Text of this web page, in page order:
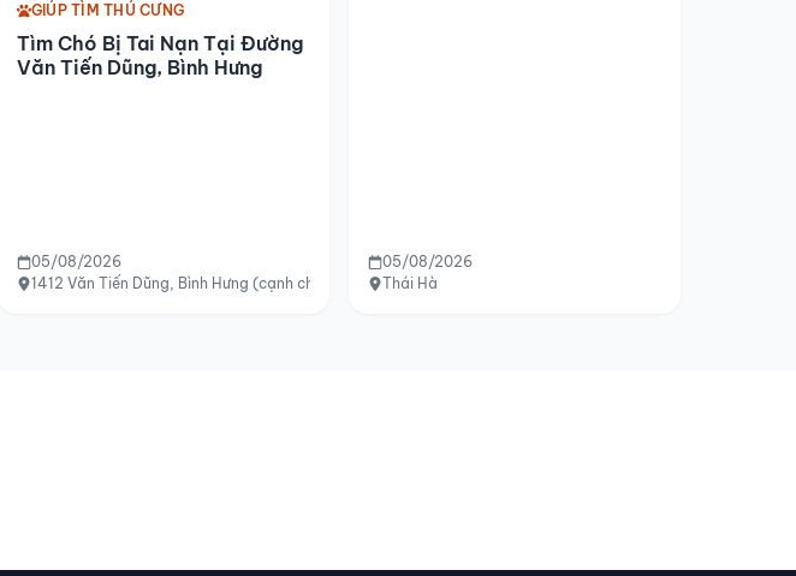
GIÚP TÌM THÚ CƯNG
Tìm Chó Bị Tai Nạn Tại Đường
Văn Tiến Dũng, Bình Hưng
05/08/2026
1412 Văn Tiến Dũng, Bình Hưng (cạnh chùa Thiện Phước)
05/08/2026
Thái Hà